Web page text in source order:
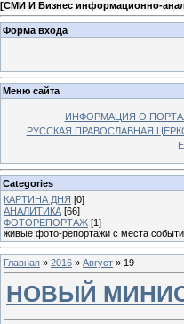
[СМИ И Бизнес информационно-
Форма входа
Меню сайта
ИНФОРМАЦИЯ О
РУССКАЯ ПРАВОСЛАВНАЯ
Categories
КАРТИНА ДНЯ [0]
АНАЛИТИКА [66]
ФОТОРЕПОРТАЖ [1]
живые фото-репортажи с места
Главная » 2016 » Август » 19
НОВЫЙ